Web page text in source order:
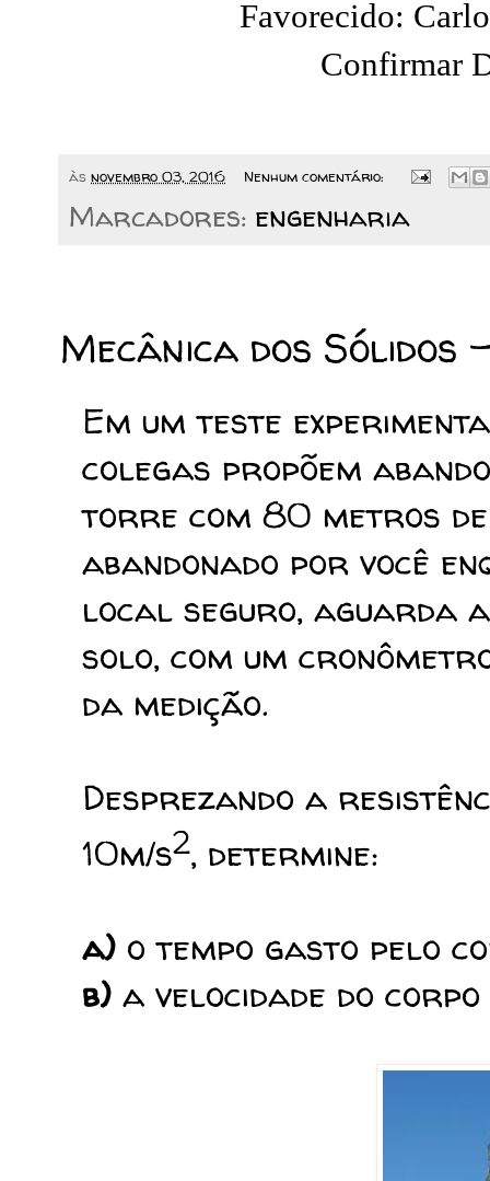
Favorecido:
Confirmar
às novembro 03, 2016 Nenhum comentário:
Marcadores: engenharia
Mecânica dos Sólidos
Em um teste
colegas propõem
torre com 80 metros
abandonado por você
local seguro, aguarda
solo, com um
da medição.
Desprezando a
10m/s2, determine:
a) o tempo gasto pelo
b) a velocidade do